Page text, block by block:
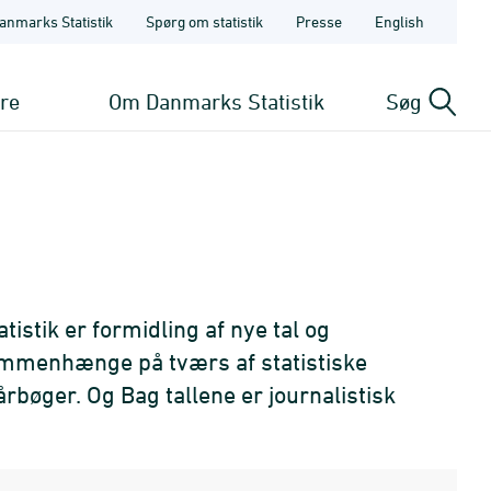
Statistik Spørg om statistik Presse English
Om Danmarks Statistik Søg
er formidling af nye tal og
på tværs af statistiske
Og Bag tallene er journalistisk